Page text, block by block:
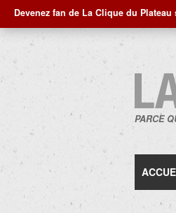
Devenez fan de La Clique du
PARCE